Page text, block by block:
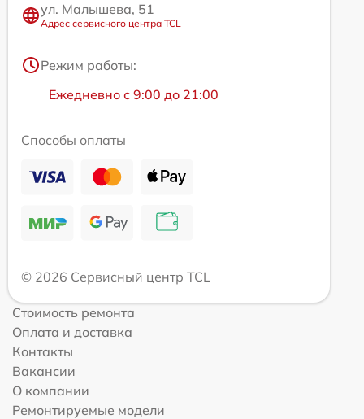
ул. Малышева, 51
Адрес сервисного центра TCL
Режим работы:
Ежедневно с 9:00 до 21:00
Способы оплаты
© 2026 Сервисный центр TCL
Стоимость ремонта
Оплата и доставка
Контакты
Вакансии
О компании
Ремонтируемые модели